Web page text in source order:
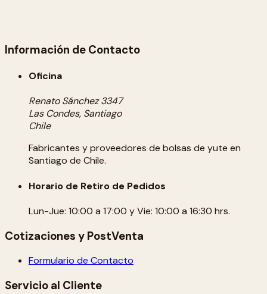
Información de Contacto
Oficina
Renato Sánchez 3347
Las Condes, Santiago
Chile
Fabricantes y proveedores de bolsas de yute en
Santiago de Chile.
Horario de Retiro de Pedidos
Lun-Jue: 10:00 a 17:00 y Vie: 10:00 a 16:30 hrs.
Cotizaciones y PostVenta
Formulario de Contacto
Servicio al Cliente